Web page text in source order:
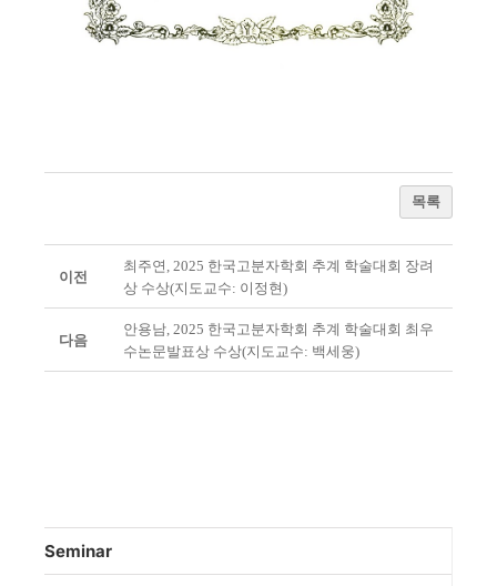
목록
이전
최주연, 2025 한국고분자학회 추계 학술대회 장려
상 수상(지도교수: 이정현)
다음
안용남, 2025 한국고분자학회 추계 학술대회 최우
수논문발표상 수상(지도교수: 백세웅)
Seminar